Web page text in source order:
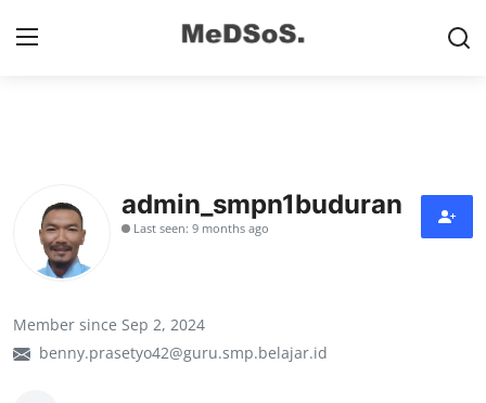
SMP
Video SMP
admin_smpn1buduran
Last seen: 9 months ago
Member since Sep 2, 2024
benny.prasetyo42@guru.smp.belajar.id